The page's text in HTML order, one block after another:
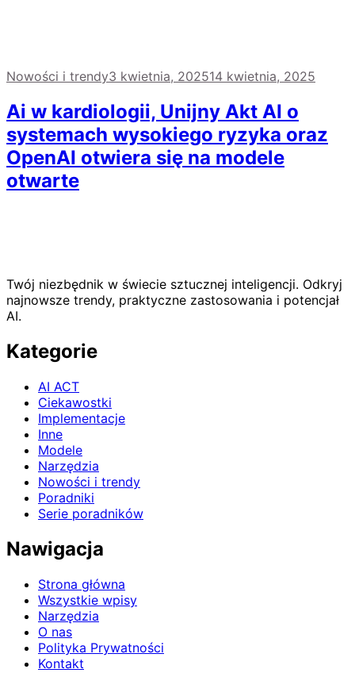
Nowości i trendy3 kwietnia, 202514 kwietnia, 2025
Ai w kardiologii, Unijny Akt AI o
systemach wysokiego ryzyka oraz
OpenAI otwiera się na modele
otwarte
Twój niezbędnik w świecie sztucznej inteligencji. Odkryj
najnowsze trendy, praktyczne zastosowania i potencjał
AI.
Kategorie
AI ACT
Ciekawostki
Implementacje
Inne
Modele
Narzędzia
Nowości i trendy
Poradniki
Serie poradników
Nawigacja
Strona główna
Wszystkie wpisy
Narzędzia
O nas
Polityka Prywatności
Kontakt